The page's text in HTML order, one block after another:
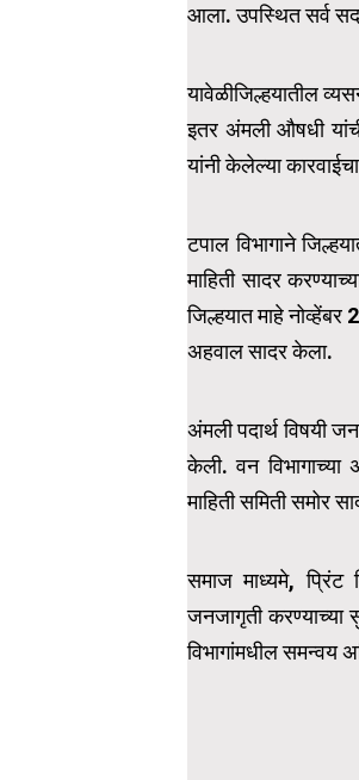
आला. उपस्थित सर्व
यावेळीजिल्हयातील
इतर अंमली औषधी
यांनी केलेल्या
टपाल विभागाने
माहिती सादर
जिल्हयात माहे
अहवाल सादर केला.
अंमली पदार्थ विषयी
केली. वन विभागाच्या
माहिती समिती समोर
समाज माध्यमे, प्रिंट
जनजागृती करण्याच्या
विभागांमधील समन्वय